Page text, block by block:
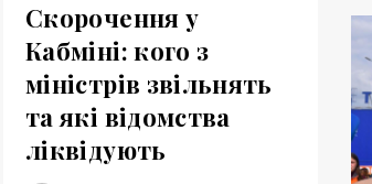
Скорочення у
Кабміні: кого з
міністрів звільнять
та які відомства
ліквідують